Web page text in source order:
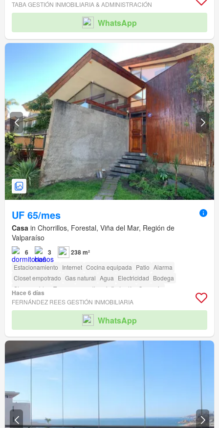
TABA GESTIÓN INMOBILIARIA & ADMINISTRACIÓN
WhatsApp
UF 65/mes
Casa in Chorrillos, Forestal, Viña del Mar, Región de
Valparaíso
6 3 238 m²
Estacionamiento Internet Cocina equipada Patio Alarma
Closet empotrado Gas natural Agua Electricidad Bodega
Sin amueblar
Terraza amenity_wi_fi Jardín Conserje
Hace 6 días
FERNÁNDEZ REES GESTIÓN INMOBILIARIA
WhatsApp